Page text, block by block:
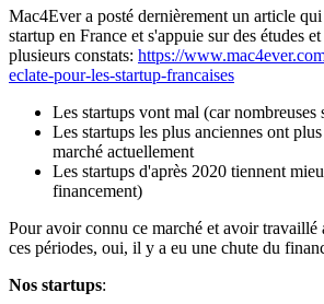
Mac4Ever a posté dernièrement un article
startup en France et s'appuie sur des études
plusieurs constats: https://
eclate-pour-les-startup-francaises
Les startups vont mal (car
Les startups les plus anciennes ont
marché actuellement
Les startups d'après 2020 tiennent
financement)
Pour avoir connu ce marché et avoir travaillé
ces périodes, oui, il y a eu une chute du
Nos startups: